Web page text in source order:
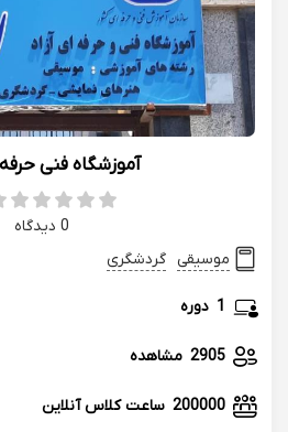
آموزشگاه فنی
0 دیدگاه
موسیقی گردشگری
1 دوره
2905 مشاهده
200000 ساعت کلاس آنلاین